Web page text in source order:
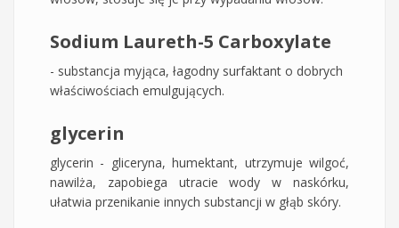
Sodium Laureth-5 Carboxylate
- substancja myjąca, łagodny surfaktant o dobrych
właściwościach emulgujących.
glycerin
glycerin - gliceryna, humektant, utrzymuje wilgoć,
nawilża, zapobiega utracie wody w naskórku,
ułatwia przenikanie innych substancji w głąb skóry.